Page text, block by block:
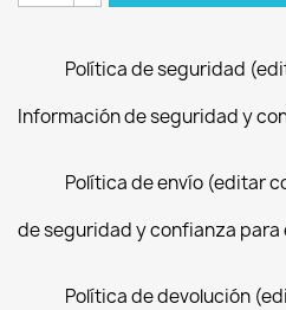
Política de seguridad
Información de seguridad y
Política de envío (editar
de seguridad y confianza para
Política de devolución